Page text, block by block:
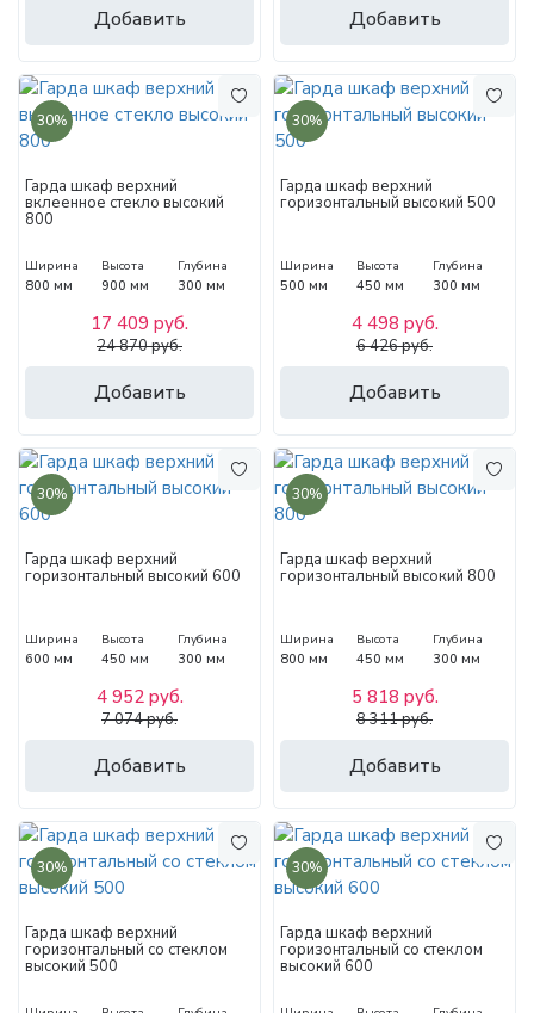
Добавить Добавить
30%
Гарда шкаф верхний
вклеенное стекло высокий
800
Ширина
800 мм
Высота
900 мм
Глубина
300 мм
Добавить
17 409 руб.
24 870 руб.
30%
Гарда шкаф верхний
горизонтальный высокий 500
Ширина
500 мм
Высота
450 мм
Глубина
300 мм
Добавить
4 498 руб.
6 426 руб.
30%
Гарда шкаф верхний
горизонтальный высокий 600
Ширина
600 мм
Высота
450 мм
Глубина
300 мм
Добавить
4 952 руб.
7 074 руб.
30%
Гарда шкаф верхний
горизонтальный высокий 800
Ширина
800 мм
Высота
450 мм
Глубина
300 мм
Добавить
5 818 руб.
8 311 руб.
30%
Гарда шкаф верхний
горизонтальный со стеклом
высокий 500
30%
Гарда шкаф верхний
горизонтальный со стеклом
высокий 600